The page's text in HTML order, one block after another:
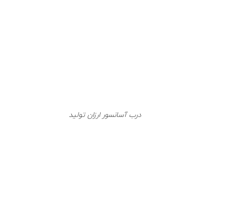
درب آسانسور ارزان تولید